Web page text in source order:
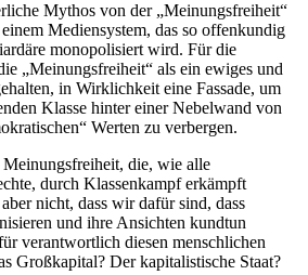
Mythos von der „Meinungsfreiheit“
Mediensystem, das so offenkundig
monopolisiert wird. Für die
„Meinungsfreiheit“ als ein ewiges und
in Wirklichkeit eine Fassade, um
Klasse hinter einer Nebelwand von
Werten zu verbergen.
die, wie alle
durch Klassenkampf erkämpft
nicht, dass wir dafür sind, dass
und ihre Ansichten kundtun
verantwortlich diesen menschlichen
Großkapital? Der kapitalistische Staat?